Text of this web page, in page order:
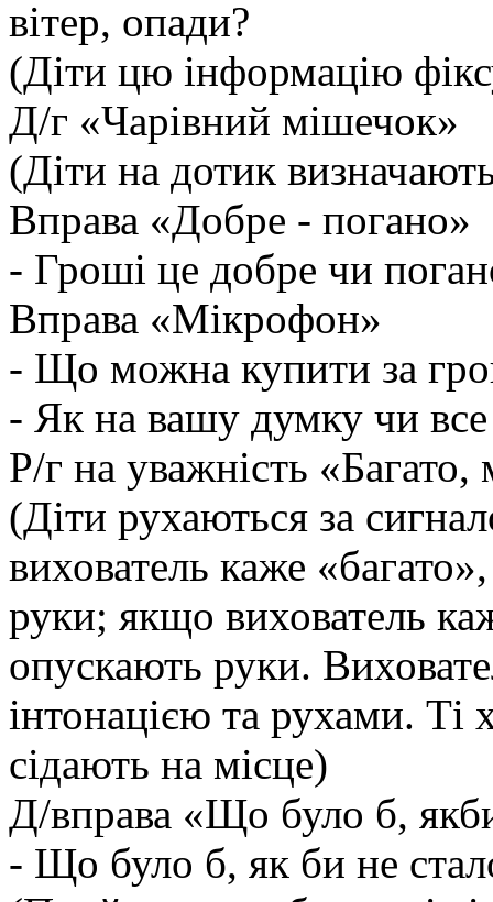
вітер, опади?
(Діти цю інформацію
Д/г «Чарівний мішечок»
(Діти на дотик
Вправа «Добре - погано»
- Гроші це добре чи
Вправа «Мікрофон»
- Що можна купити за
- Як на вашу думку чи
Р/г на уважність «Багато,
(Діти рухаються за
вихователь каже
руки; якщо вихователь
опускають руки.
інтонацією та рухами. Ті
сідають на місце)
Д/вправа «Що було б,
- Що було б, як би не